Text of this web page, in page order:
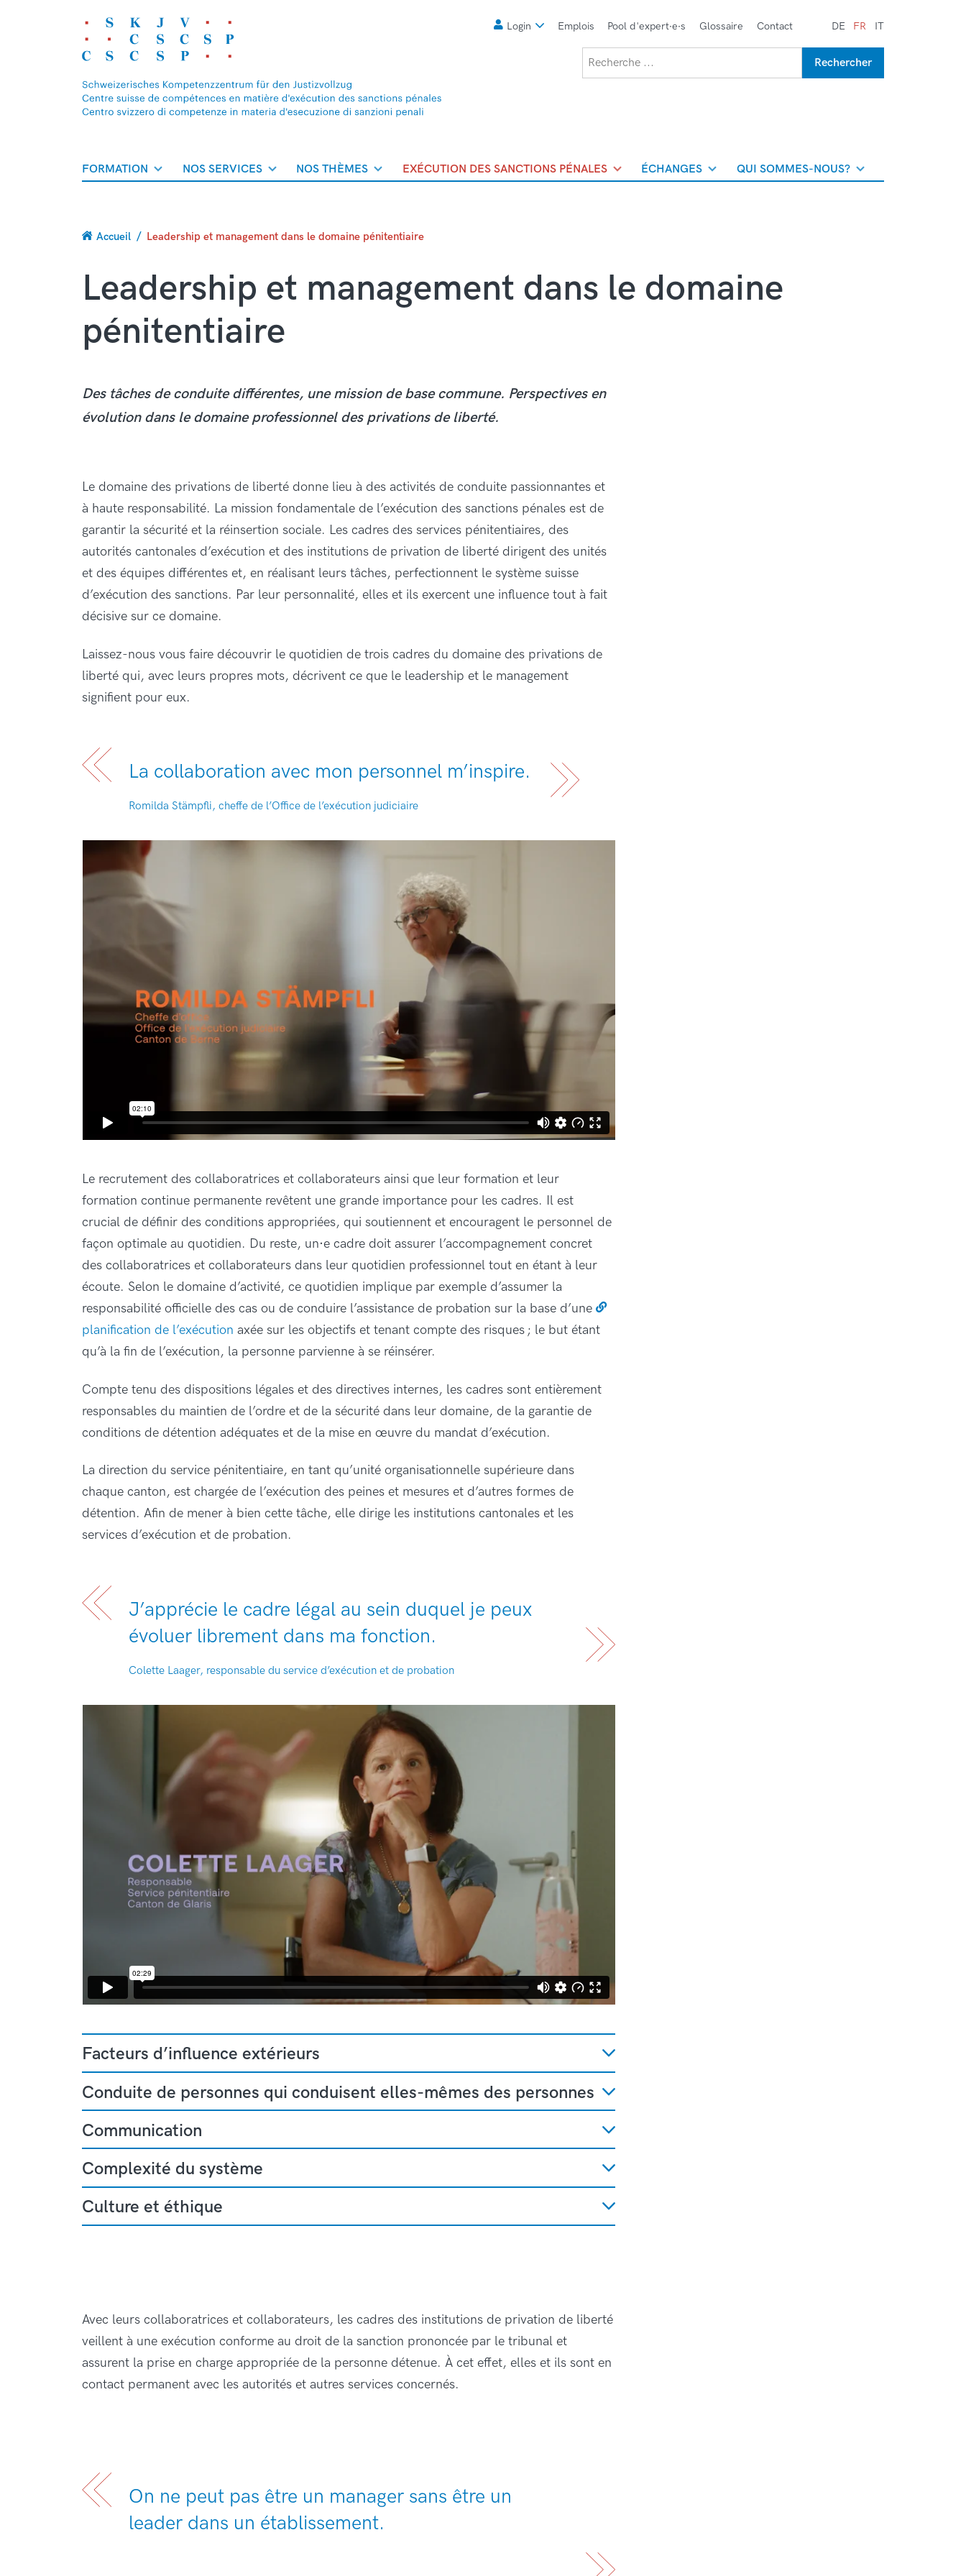
Login Emplois Pool d'expert∙e∙s Glossaire Contact DE FR IT
Recherche
FORMATION NOS SERVICES NOS THÈMES EXÉCUTION DES SANCTIONS PÉNALES ÉCHANGES QUI SOMMES-NOUS?
FilAccueil Leadership et management dans le domaine pénitentiaire
Leadership et management dans le domaine
pénitentiaire
Des tâches de conduite différentes, une mission de base commune. Perspectives en
évolution dans le domaine professionnel des privations de liberté.
Le domaine des privations de liberté donne lieu à des activités de conduite passionnantes et
à haute responsabilité. La mission fondamentale de l’exécution des sanctions pénales est de
garantir la sécurité et la réinsertion sociale. Les cadres des services pénitentiaires, des
autorités cantonales d’exécution et des institutions de privation de liberté dirigent des unités
et des équipes différentes et, en réalisant leurs tâches, perfectionnent le système suisse
d’exécution des sanctions. Par leur personnalité, elles et ils exercent une influence tout à fait
décisive sur ce domaine.
Laissez-nous vous faire découvrir le quotidien de trois cadres du domaine des privations de
liberté qui, avec leurs propres mots, décrivent ce que le leadership et le management
signifient pour eux.
La collaboration avec mon personnel m’inspire.
Romilda Stämpfli, cheffe de l’Office de l’exécution judiciaire
Le recrutement des collaboratrices et collaborateurs ainsi que leur formation et leur
formation continue permanente revêtent une grande importance pour les cadres. Il est
crucial de définir des conditions appropriées, qui soutiennent et encouragent le personnel de
façon optimale au quotidien. Du reste, un·e cadre doit assurer l’accompagnement concret
des collaboratrices et collaborateurs dans leur quotidien professionnel tout en étant à leur
écoute. Selon le domaine d’activité, ce quotidien implique par exemple d’assumer la
responsabilité officielle des cas ou de conduire l’assistance de probation sur la base d’une
planification de l’exécution axée sur les objectifs et tenant compte des risques ; le but étant
qu’à la fin de l’exécution, la personne parvienne à se réinsérer.
Compte tenu des dispositions légales et des directives internes, les cadres sont entièrement
responsables du maintien de l’ordre et de la sécurité dans leur domaine, de la garantie de
conditions de détention adéquates et de la mise en œuvre du mandat d’exécution.
La direction du service pénitentiaire, en tant qu’unité organisationnelle supérieure dans
chaque canton, est chargée de l’exécution des peines et mesures et d’autres formes de
détention. Afin de mener à bien cette tâche, elle dirige les institutions cantonales et les
services d’exécution et de probation.
J’apprécie le cadre légal au sein duquel je peux
évoluer librement dans ma fonction.
Colette Laager, responsable du service d’exécution et de probation
Facteurs d’influence extérieurs
Conduite de personnes qui conduisent elles-mêmes des personnes
Communication
Complexité du système
Culture et éthique
Avec leurs collaboratrices et collaborateurs, les cadres des institutions de privation de liberté
veillent à une exécution conforme au droit de la sanction prononcée par le tribunal et
assurent la prise en charge appropriée de la personne détenue. À cet effet, elles et ils sont en
contact permanent avec les autorités et autres services concernés.
On ne peut pas être un manager sans être un
leader dans un établissement.